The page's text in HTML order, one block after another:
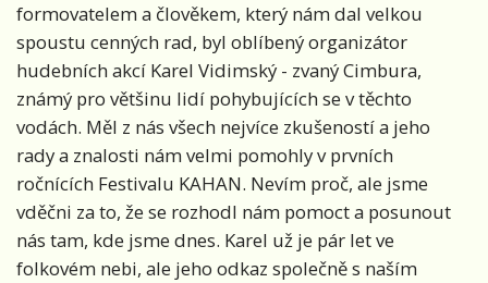
formovatelem a člověkem, který nám dal velkou
spoustu cenných rad, byl oblíbený organizátor
hudebních akcí Karel Vidimský - zvaný Cimbura,
známý pro většinu lidí pohybujících se v těchto
vodách. Měl z nás všech nejvíce zkušeností a jeho
rady a znalosti nám velmi pomohly v prvních
ročnících Festivalu KAHAN. Nevím proč, ale jsme
vděčni za to, že se rozhodl nám pomoct a posunout
nás tam, kde jsme dnes. Karel už je pár let ve
folkovém nebi, ale jeho odkaz společně s naším